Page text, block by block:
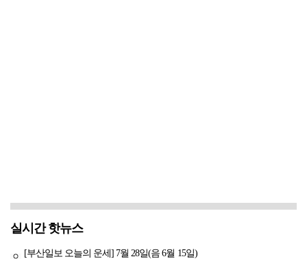
실시간 핫뉴스
[부산일보 오늘의 운세] 7월 28일(음 6월 15일)